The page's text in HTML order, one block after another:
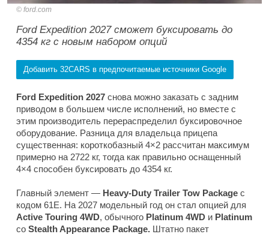
ford.com
Ford Expedition 2027 сможет буксировать до
4354 кг с новым набором опций
Добавить 32CARS в предпочитаемые источники Google
Ford Expedition 2027 снова можно заказать с задним
приводом в большем числе исполнений, но вместе с
этим производитель перераспределил буксировочное
оборудование. Разница для владельца прицепа
существенная: короткобазный 4×2 рассчитан максимум
примерно на 2722 кг, тогда как правильно оснащенный
4×4 способен буксировать до 4354 кг.
Главный элемент — Heavy-Duty Trailer Tow Package с
кодом 61E. На 2027 модельный год он стал опцией для
Active Touring 4WD, обычного Platinum 4WD и Platinum
со Stealth Appearance Package. Штатно пакет